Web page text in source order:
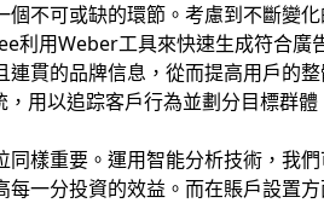
不可或缺的環節。考慮到不斷變
利用Weber工具來快速生成符合
貫的品牌信息，從而提高用戶的
用以追踪客戶行為並劃分目標群體
樣重要。運用智能分析技術，我
一分投資的效益。而在賬戶設置